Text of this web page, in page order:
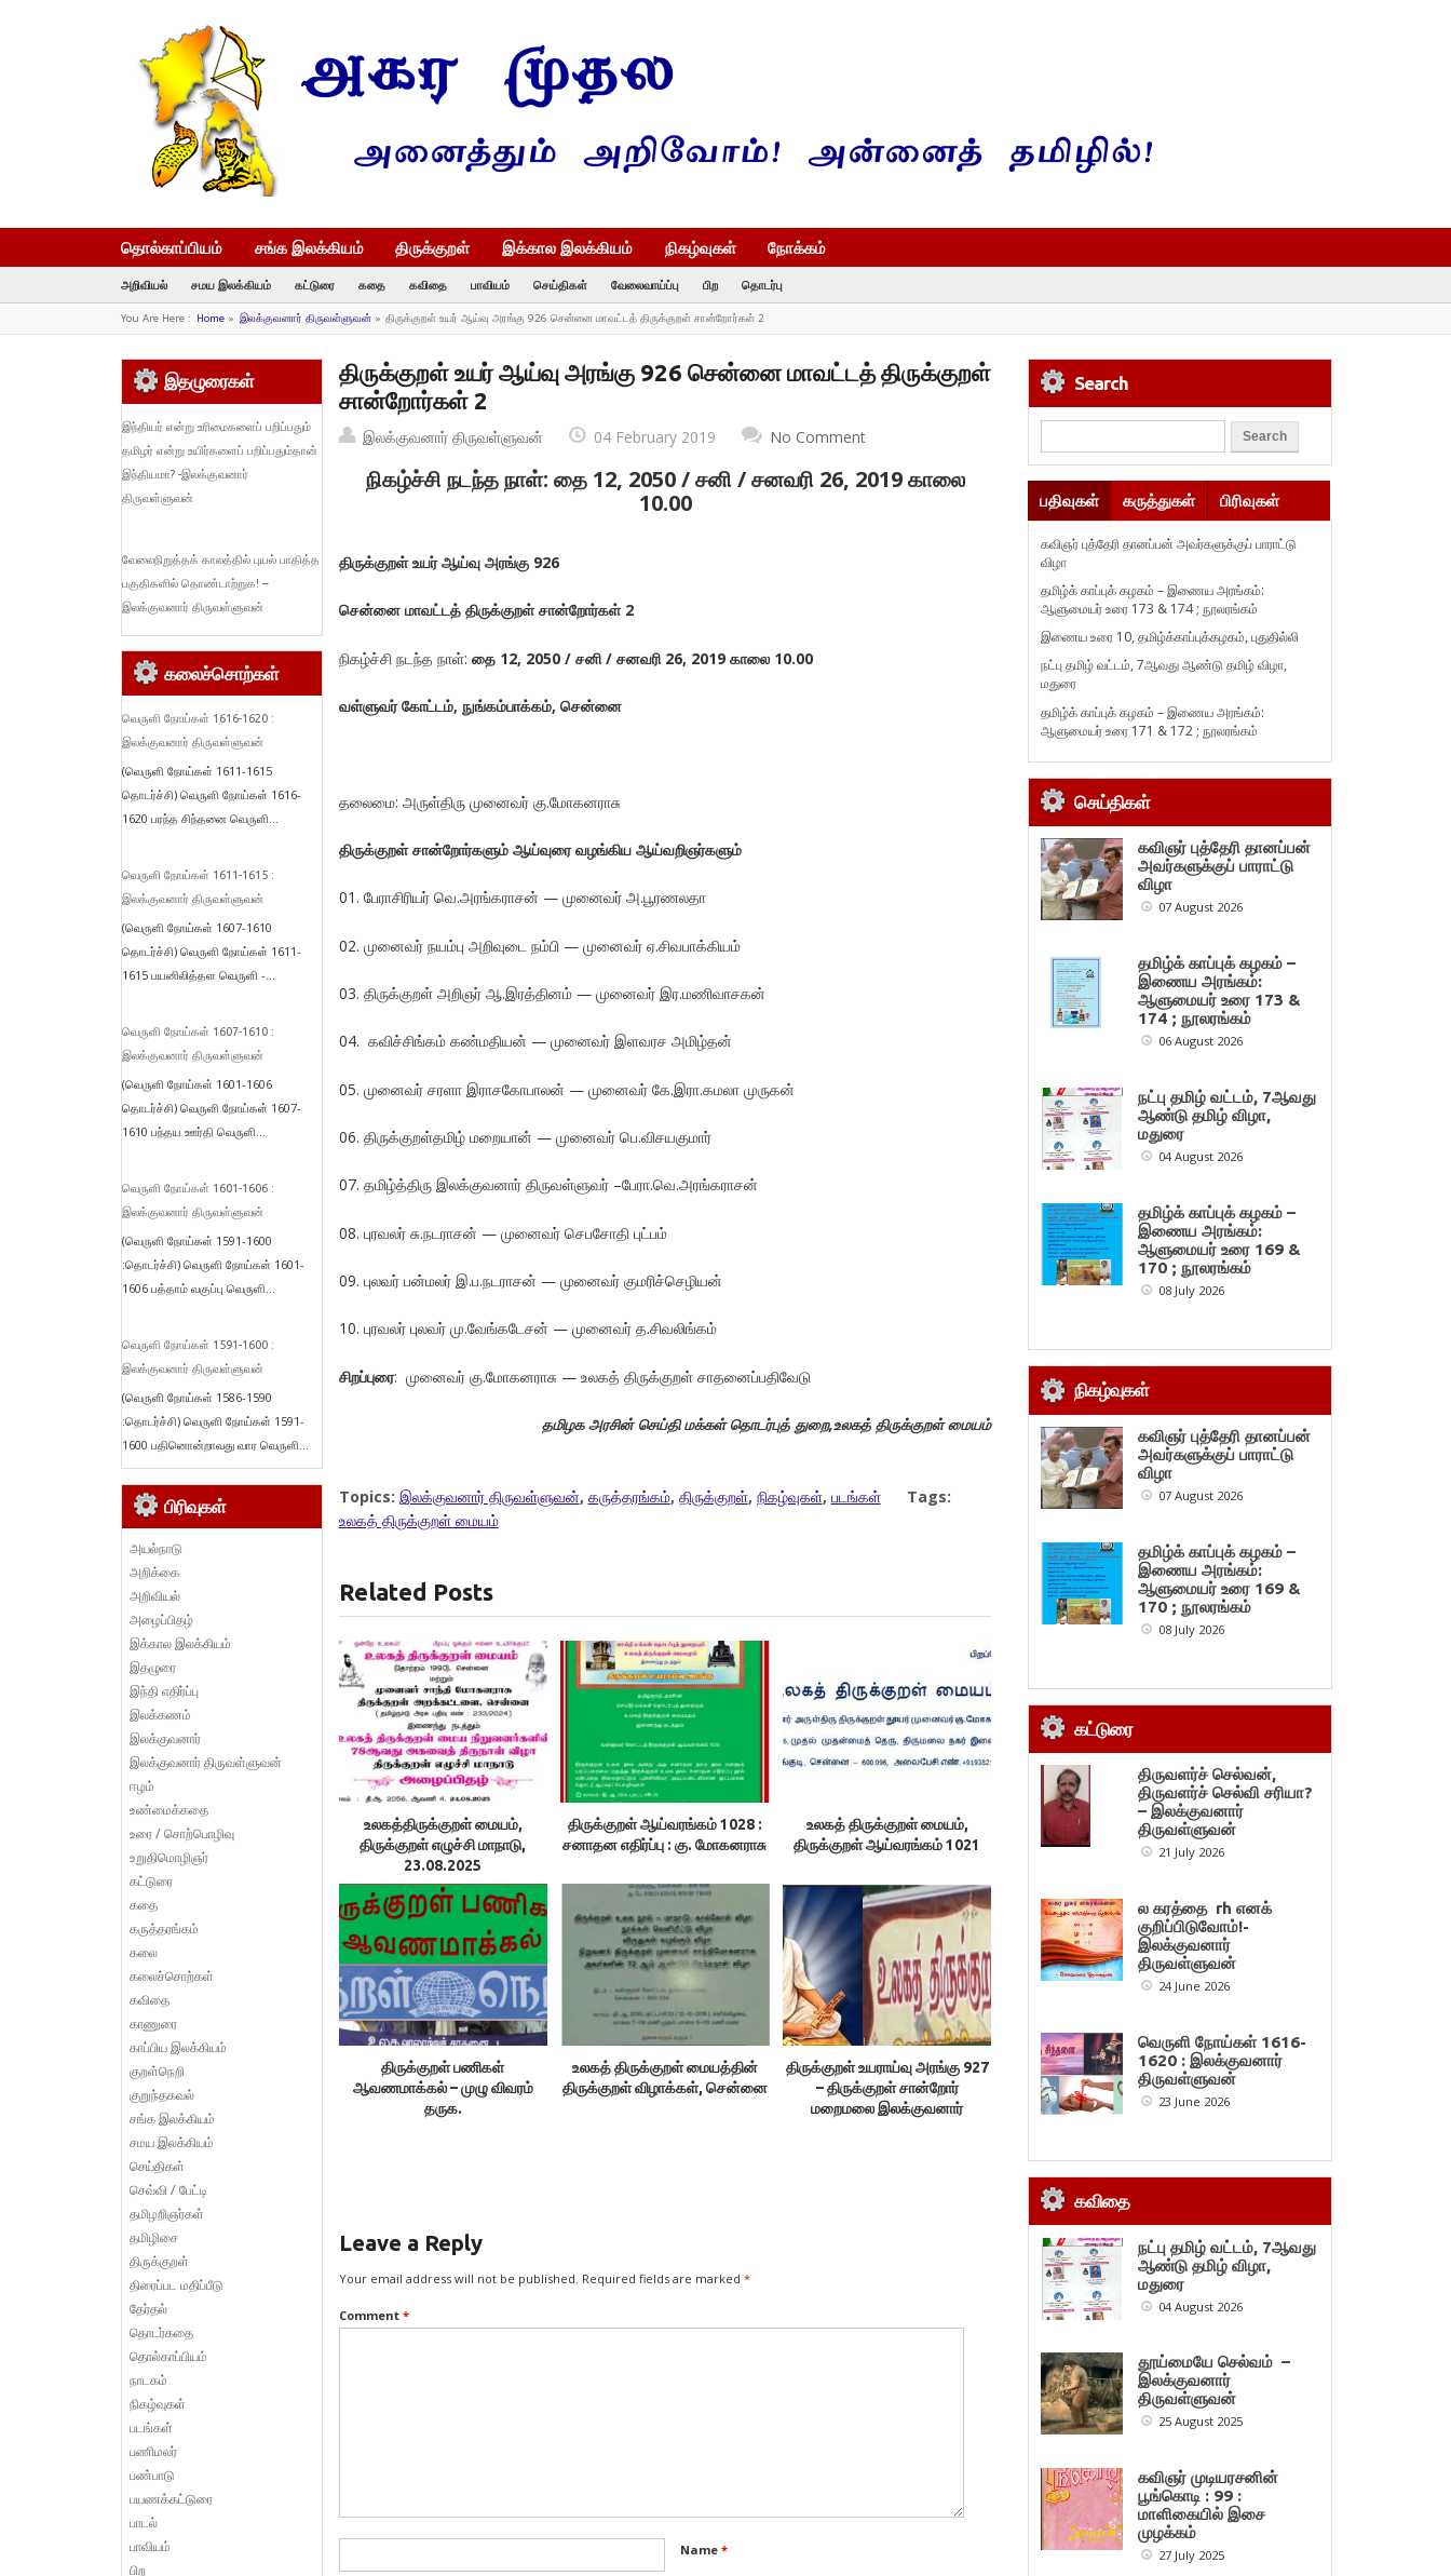
தொல்காப்பியம் சங்க இலக்கியம் திருக்குறள் இக்கால இலக்கியம் நிகழ்வுகள் நோக்கம்
அறிவியல் சமய இலக்கியம் கட்டுரை கதை கவிதை பாவியம் செய்திகள் வேலைவாய்ப்பு பிற தொடர்பு
You Are Here : Home» இலக்குவனார் திருவள்ளுவன்» திருக்குறள் உயர் ஆய்வு அரங்கு 926 சென்னை மாவட்டத் திருக்குறள் சான்றோர்கள் 2
திருக்குறள் உயர் ஆய்வு அரங்கு 926 சென்னை மாவட்டத் திருக்குறள்
சான்றோர்கள் 2
இலக்குவனார் திருவள்ளுவன் 04 February 2019 No Comment
நிகழ்ச்சி நடந்த நாள்: தை 12, 2050 / சனி / சனவரி 26, 2019 காலை
10.00
திருக்குறள் உயர் ஆய்வு அரங்கு 926
சென்னை மாவட்டத் திருக்குறள் சான்றோர்கள் 2
நிகழ்ச்சி நடந்த நாள்: தை12, 2050 / சனி/ சனவரி26, 2019 காலை10.00
வள்ளுவர் கோட்டம், நுங்கம்பாக்கம், சென்னை
தலைமை: அருள்திரு முனைவர் கு.மோகனராசு
திருக்குறள்சான்றோர்களும் ஆய்வுரைவழங்கிய ஆய்வறிஞர்களும்
01. பேராசிரியர் வெ.அரங்கராசன் — முனைவர் அ.பூரணலதா
02. முனைவர் நயம்பு அறிவுடை நம்பி — முனைவர் ஏ.சிவபாக்கியம்
03. திருக்குறள் அறிஞர் ஆ.இரத்தினம் — முனைவர் இர.மணிவாசகன்
04. கவிச்சிங்கம் கண்மதியன் — முனைவர் இளவரச அமிழ்தன்
05. முனைவர் சரளா இராசகோபாலன் — முனைவர் கே.இரா.கமலா முருகன்
06. திருக்குறள்தமிழ் மறையான் — முனைவர் பெ.விசயகுமார்
07. தமிழ்த்திரு இலக்குவனார் திருவள்ளுவர் –பேரா.வெ.அரங்கராசன்
08. புரவலர் சு.நடராசன் — முனைவர் செபசோதி புட்பம்
09. புலவர் பன்மலர் இ.ப.நடராசன் — முனைவர் குமரிச்செழியன்
10. புரவலர் புலவர் மு.வேங்கடேசன் — முனைவர் த.சிவலிங்கம்
சிறப்புரை: முனைவர் கு.மோகனராசு — உலகத் திருக்குறள் சாதனைப்பதிவேடு
தமிழக அரசின் செய்தி மக்கள் தொடர்புத் துறை,உலகத் திருக்குறள் மையம்
Topics: இலக்குவனார் திருவள்ளுவன், கருத்தரங்கம், திருக்குறள், நிகழ்வுகள், படங்கள்
Tags:
உலகத் திருக்குறள் மையம்
Related Posts
உலகத்திருக்குறள் மையம்,
திருக்குறள் எழுச்சி மாநாடு,
23.08.2025
திருக்குறள் ஆய்வரங்கம் 1028 :
சனாதன எதிர்ப்பு : கு. மோகனராசு
உலகத் திருக்குறள் மையம்,
திருக்குறள் ஆய்வரங்கம் 1021
திருக்குறள் பணிகள்
ஆவணமாக்கல் – முழு விவரம்
தருக.
உலகத் திருக்குறள் மையத்தின்
திருக்குறள் விழாக்கள், சென்னை
திருக்குறள் உயராய்வு அரங்கு 927
– திருக்குறள் சான்றோர்
மறைமலை இலக்குவனார்
Leave a Reply
Your email address will not be published. Required fields are marked *
Comment *
Name *
இதழுரைகள்
இந்தியர் என்று உரிமைகளைப் பறிப்பதும்
தமிழர் என்று உயிர்களைப் பறிப்பதும்தான்
இந்தியமா? -இலக்குவனார்
திருவள்ளுவன்
வேலைநிறுத்தக் காலத்தில் புயல் பாதித்த
பகுதிகளில் தொண்டாற்றுக! –
இலக்குவனார் திருவள்ளுவன்
கலைச்சொற்கள்
வெருளி நோய்கள் 1616-1620 :
இலக்குவனார் திருவள்ளுவன்
(வெருளி நோய்கள் 1611-1615
தொடர்ச்சி) வெருளி நோய்கள் 1616-
1620 பரந்த சிந்தனை வெருளி...
வெருளி நோய்கள் 1611-1615 :
இலக்குவனார் திருவள்ளுவன்
(வெருளி நோய்கள் 1607-1610
தொடர்ச்சி) வெருளி நோய்கள் 1611-
1615 பயனிலித்தள வெருளி -...
வெருளி நோய்கள் 1607-1610 :
இலக்குவனார் திருவள்ளுவன்
(வெருளி நோய்கள் 1601-1606
தொடர்ச்சி) வெருளி நோய்கள் 1607-
1610 பந்தய ஊர்தி வெருளி...
வெருளி நோய்கள் 1601-1606 :
இலக்குவனார் திருவள்ளுவன்
(வெருளி நோய்கள் 1591-1600
:தொடர்ச்சி) வெருளி நோய்கள் 1601-
1606 பத்தாம் வகுப்பு வெருளி...
வெருளி நோய்கள் 1591-1600 :
இலக்குவனார் திருவள்ளுவன்
(வெருளி நோய்கள் 1586-1590
:தொடர்ச்சி) வெருளி நோய்கள் 1591-
1600 பதினொன்றாவது வார வெருளி...
பிரிவுகள்
அயல்நாடு
அறிக்கை
அறிவியல்
அழைப்பிதழ்
இக்கால இலக்கியம்
இதழுரை
இந்தி எதிர்ப்பு
இலக்கணம்
இலக்குவனார்
இலக்குவனார் திருவள்ளுவன்
ஈழம்
உண்மைக்கதை
உரை / சொற்பொழிவு
உறுதிமொழிஞர்
கட்டுரை
கதை
கருத்தரங்கம்
கலை
கலைச்சொற்கள்
கவிதை
காணுரை
காப்பிய இலக்கியம்
குறள்நெறி
குறுந்தகவல்
சங்க இலக்கியம்
சமய இலக்கியம்
செய்திகள்
செவ்வி / பேட்டி
தமிழறிஞர்கள்
தமிழிசை
திருக்குறள்
திரைப்பட மதிப்பீடு
தேர்தல்
தொடர்கதை
தொல்காப்பியம்
நாடகம்
நிகழ்வுகள்
படங்கள்
பணிமலர்
பண்பாடு
பயணக்கட்டுரை
பாடல்
பாவியம்
பிற
Search
பதிவுகள் கருத்துகள் பிரிவுகள்
கவிஞர் புத்தேரி தானப்பன் அவர்களுக்குப் பாராட்டு
விழா
தமிழ்க் காப்புக் கழகம் – இணைய அரங்கம்:
ஆளுமையர் உரை 173 & 174 ; நூலரங்கம்
இணைய உரை 10, தமிழ்க்காப்புக்கழகம், புதுதில்லி
நட்பு தமிழ் வட்டம், 7ஆவது ஆண்டு தமிழ் விழா,
மதுரை
தமிழ்க் காப்புக் கழகம் – இணைய அரங்கம்:
ஆளுமையர் உரை 171 & 172 ; நூலரங்கம்
செய்திகள்
கவிஞர் புத்தேரி தானப்பன்
அவர்களுக்குப் பாராட்டு
விழா
07 August 2026
தமிழ்க் காப்புக் கழகம் –
இணைய அரங்கம்:
ஆளுமையர் உரை 173 &
174 ; நூலரங்கம்
06 August 2026
நட்பு தமிழ் வட்டம், 7ஆவது
ஆண்டு தமிழ் விழா,
மதுரை
04 August 2026
தமிழ்க் காப்புக் கழகம் –
இணைய அரங்கம்:
ஆளுமையர் உரை 169 &
170 ; நூலரங்கம்
08 July 2026
நிகழ்வுகள்
கவிஞர் புத்தேரி தானப்பன்
அவர்களுக்குப் பாராட்டு
விழா
07 August 2026
தமிழ்க் காப்புக் கழகம் –
இணைய அரங்கம்:
ஆளுமையர் உரை 169 &
170 ; நூலரங்கம்
08 July 2026
கட்டுரை
திருவளர்ச் செல்வன்,
திருவளர்ச் செல்வி சரியா?
– இலக்குவனார்
திருவள்ளுவன்
21 July 2026
ல கரத்தை rh எனக்
குறிப்பிடுவோம்!-
இலக்குவனார்
திருவள்ளுவன்
24 June 2026
வெருளி நோய்கள் 1616-
1620 : இலக்குவனார்
திருவள்ளுவன்
23 June 2026
கவிதை
நட்பு தமிழ் வட்டம், 7ஆவது
ஆண்டு தமிழ் விழா,
மதுரை
04 August 2026
தூய்மையே செல்வம் –
இலக்குவனார்
திருவள்ளுவன்
25 August 2025
கவிஞர் முடியரசனின்
பூங்கொடி : 99 :
மாளிகையில் இசை
முழக்கம்
27 July 2025